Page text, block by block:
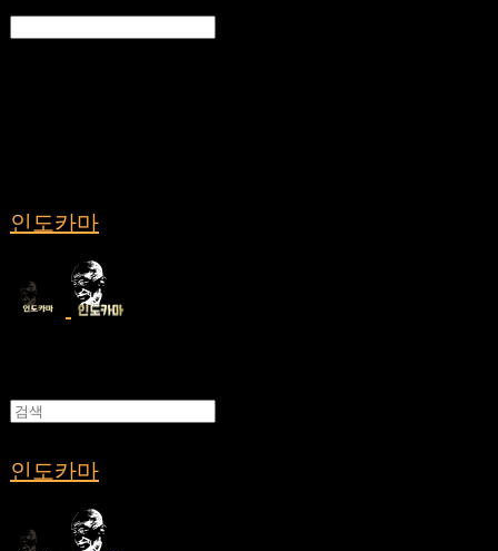
인도카마
인도카마